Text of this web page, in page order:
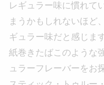
レギュラー味に慣れて
まうかもしれないほど
ギュラー味だと感じます
紙巻きたばこのような
ュラーフレーバーをお